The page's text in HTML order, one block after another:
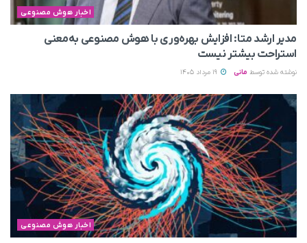
اخبار هوش مصنوعی
مدیر ارشد متا: افزایش بهره‌وری با هوش مصنوعی به‌معنی
استراحت بیشتر نیست
نوشته شده توسط مانی
اخبار هوش مصنوعی